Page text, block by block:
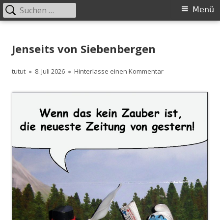
zum
Inhalt
Primäres
Menü
Suchen
nach:
Jenseits von Siebenbergen
Autor
tutut
Veröffentlicht
8. Juli 2026 Hinterlasse einen Kommentarzu Jenseits von